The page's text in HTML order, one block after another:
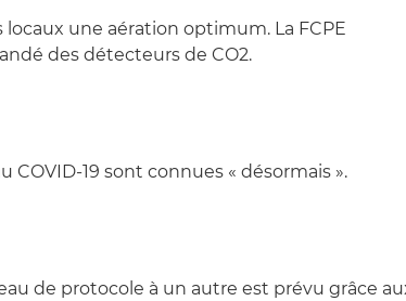
locaux une aération optimum. La FCPE
des détecteurs de CO2.
COVID-19 sont connues « désormais ».
de protocole à un autre est prévu grâce